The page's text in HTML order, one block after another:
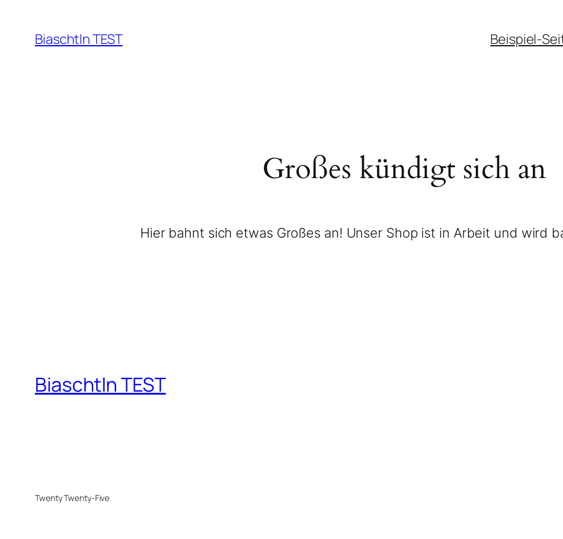
Biaschtln TEST Beispiel-
Großes kündigt sich an
Hier bahnt sich etwas Großes an! Unser Shop ist in Arbeit und wird
Biaschtln TEST
Twenty Twenty-Five